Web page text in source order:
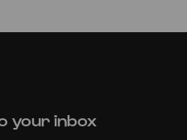
your inbox